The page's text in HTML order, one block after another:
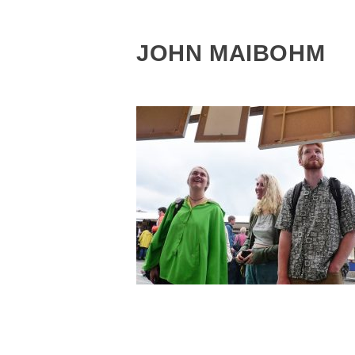
JOHN MAIBOHM